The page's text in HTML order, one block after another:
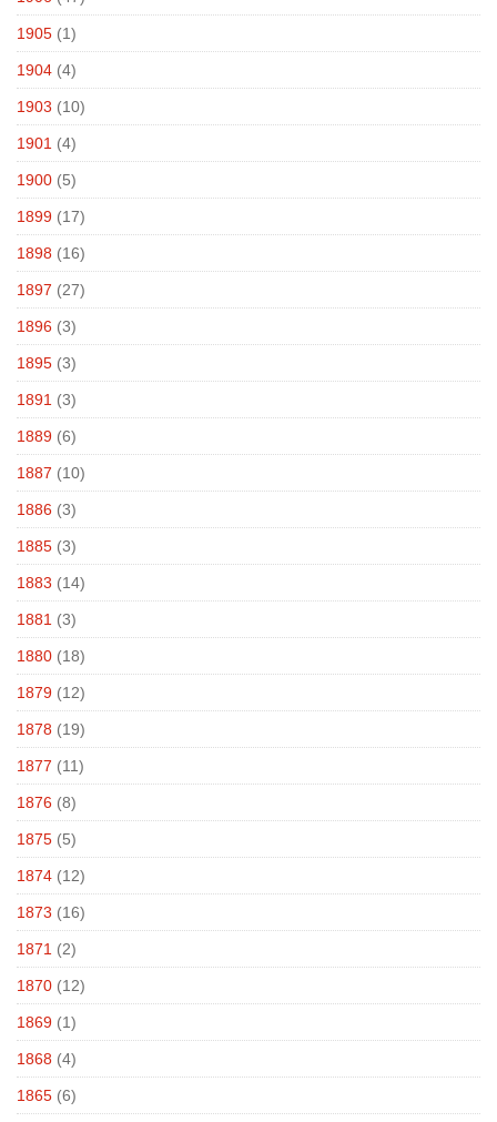
1905 (1)
1904 (4)
1903 (10)
1901 (4)
1900 (5)
1899 (17)
1898 (16)
1897 (27)
1896 (3)
1895 (3)
1891 (3)
1889 (6)
1887 (10)
1886 (3)
1885 (3)
1883 (14)
1881 (3)
1880 (18)
1879 (12)
1878 (19)
1877 (11)
1876 (8)
1875 (5)
1874 (12)
1873 (16)
1871 (2)
1870 (12)
1869 (1)
1868 (4)
1865 (6)